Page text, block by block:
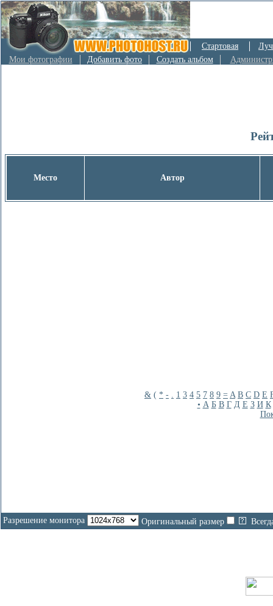
Стартовая
Мои фотографии
Добавить фото Создать альбом
Место Автор
& ( * - . 1 3 4 5 7 8 9 = A B C D E
• А Б В Г Д Е З И К
Разрешение монитора Оригинальный размер